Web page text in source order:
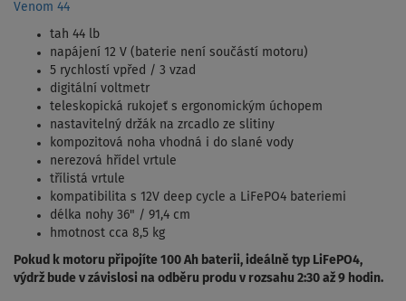
Venom 44
tah 44 lb
napájení 12 V (baterie není součástí motoru)
5 rychlostí vpřed / 3 vzad
digitální voltmetr
teleskopická rukojeť s ergonomickým úchopem
nastavitelný držák na zrcadlo ze slitiny
kompozitová noha vhodná i do slané vody
nerezová hřídel vrtule
třílistá vrtule
kompatibilita s 12V deep cycle a LiFePO4 bateriemi
délka nohy 36" / 91,4 cm
hmotnost cca 8,5 kg
Pokud k motoru připojíte 100 Ah baterii, ideálně typ LiFePO4,
výdrž bude v závislosi na odběru produ v rozsahu 2:30 až 9 hodin.